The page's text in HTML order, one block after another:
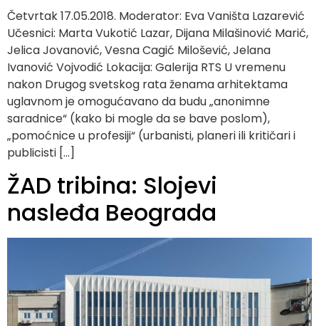
Četvrtak 17.05.2018. Moderator: Eva Vaništa Lazarević
Učesnici: Marta Vukotić Lazar, Dijana Milašinović Marić,
Jelica Jovanović, Vesna Cagić Milošević, Jelana
Ivanović Vojvodić Lokacija: Galerija RTS U vremenu
nakon Drugog svetskog rata ženama arhitektama
uglavnom je omogućavano da budu „anonimne
saradnice“ (kako bi mogle da se bave poslom),
„pomoćnice u profesiji“ (urbanisti, planeri ili kritičari i
publicisti […]
ŽAD tribina: Slojevi
nasleđa Beograda